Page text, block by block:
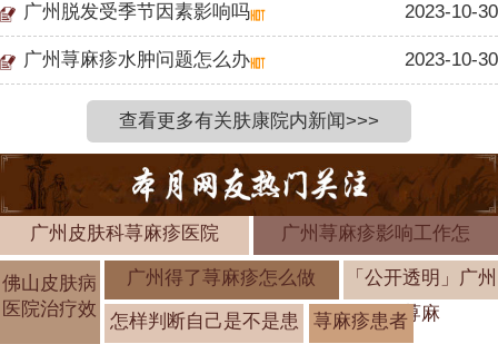
广州脱发受季节因素影响吗 2023-10-30
广州荨麻疹水肿问题怎么办 2023-10-30
查看更多有关肤康院内新闻>>>
广州皮肤科荨麻疹医院 广州荨麻疹影响工作怎
佛山皮肤病
医院治疗效
广州得了荨麻疹怎么做
「公开透明」广州
荨麻
怎样判断自己是不是患
荨麻疹患者